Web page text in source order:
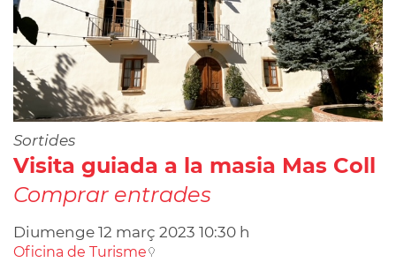
Sortides
Visita guiada a la masia Mas Coll
Comprar entrades
Diumenge 12 març 2023 10:30 h
Oficina de Turisme